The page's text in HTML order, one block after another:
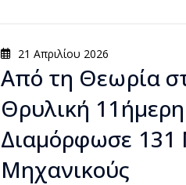
21 Απριλίου 2026
Από τη Θεωρία
Θρυλική
Διαμόρφωσε 131
Μηχανικούς